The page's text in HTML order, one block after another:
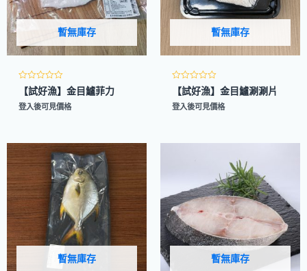
暫無庫存
評
分
0
滿
【試好漁】金目鱸菲力
登入後可見價格
暫無庫存
評
分
0
滿
【試好漁】金目鱸涮涮片
登入後可見價格
暫無庫存 暫無庫存